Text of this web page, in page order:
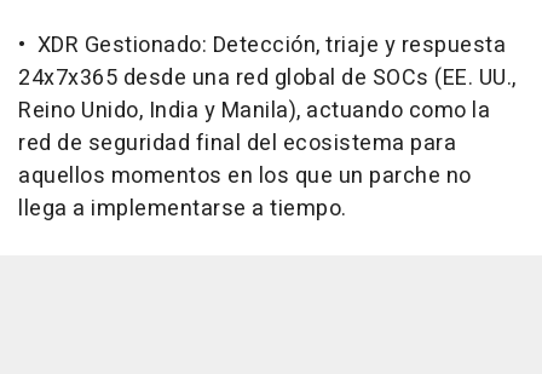
• XDR Gestionado: Detección, triaje y respuesta
24x7x365 desde una red global de SOCs (EE. UU.,
Reino Unido, India y Manila), actuando como la
red de seguridad final del ecosistema para
aquellos momentos en los que un parche no
llega a implementarse a tiempo.